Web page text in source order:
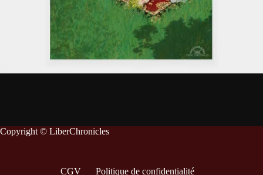
Copyright © LiberChronicles
CGV Politique de confidentialité